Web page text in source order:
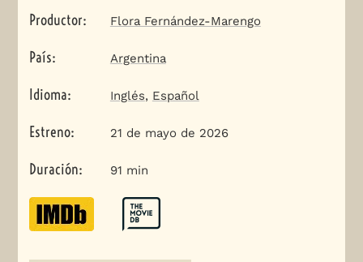
Productor: Flora Fernández-Marengo
País: Argentina
Idioma: Inglés, Español
Estreno: 21 de mayo de 2026
Duración: 91 min